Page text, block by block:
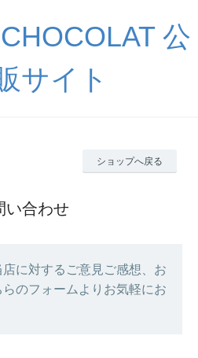
公
サイト
ショップへ戻る
い合わせ
に対するご意見ご感想、お
のフォームよりお気軽にお